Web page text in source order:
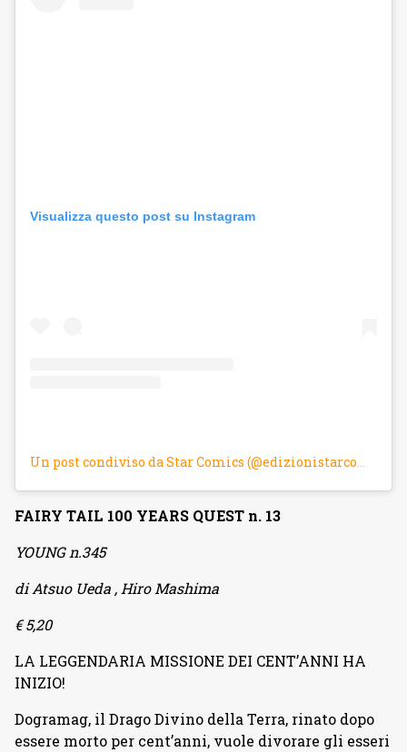
Visualizza questo post su Instagram
Un post condiviso da Star Comics (@edizionistarcomics)
FAIRY TAIL 100 YEARS QUEST n. 13
YOUNG n.345
di Atsuo Ueda , Hiro Mashima
€ 5,20
LA LEGGENDARIA MISSIONE DEI CENT’ANNI HA
INIZIO!
Dogramag, il Drago Divino della Terra, rinato dopo
essere morto per cent’anni, vuole divorare gli esseri